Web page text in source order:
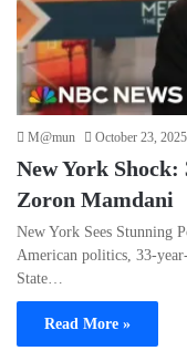
M@mun October 23, 2025
New York Shock:
Zoron Mamdani
New York Sees Stunning
American politics, 33-
State…
Read More »